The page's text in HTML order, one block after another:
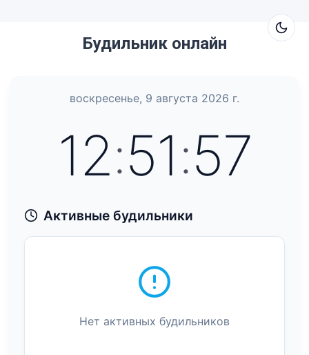
Будильник онлайн
воскресенье, 9 августа 2026 г.
12:51:57
Активные будильники
Нет активных будильников